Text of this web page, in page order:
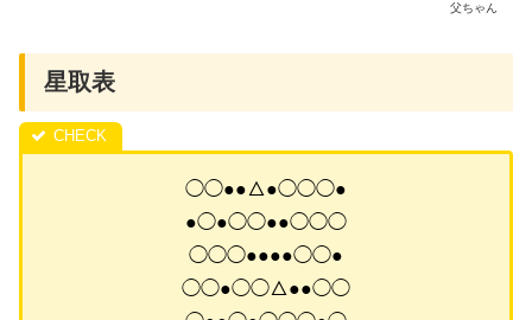
父ちゃん
星取表
◯◯●●△●◯◯◯●
●◯●◯◯●●◯◯◯
◯◯◯●●●●◯◯●
◯◯●◯◯△●●◯◯